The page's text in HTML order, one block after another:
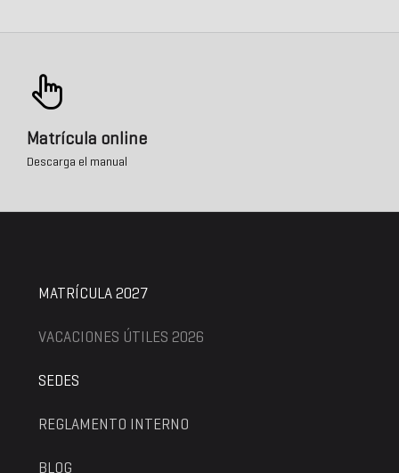
Matrícula online
Descarga el manual
MATRÍCULA 2027
VACACIONES ÚTILES 2026
SEDES
REGLAMENTO INTERNO
BLOG